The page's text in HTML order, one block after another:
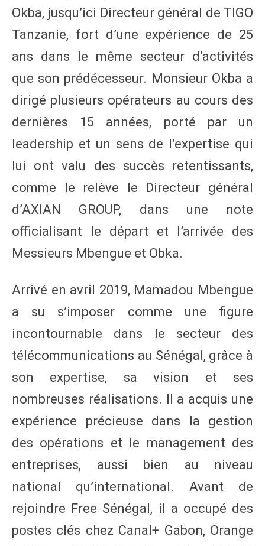
Okba, jusqu’ici Directeur général de TIGO
Tanzanie, fort d’une expérience de 25
ans dans le même secteur d’activités
que son prédécesseur. Monsieur Okba a
dirigé plusieurs opérateurs au cours des
dernières 15 années, porté par un
leadership et un sens de l’expertise qui
lui ont valu des succès retentissants,
comme le relève le Directeur général
d’AXIAN GROUP, dans une note
officialisant le départ et l’arrivée des
Messieurs Mbengue et Obka.
Arrivé en avril 2019, Mamadou Mbengue
a su s’imposer comme une figure
incontournable dans le secteur des
télécommunications au Sénégal, grâce à
son expertise, sa vision et ses
nombreuses réalisations. Il a acquis une
expérience précieuse dans la gestion
des opérations et le management des
entreprises, aussi bien au niveau
national qu’international. Avant de
rejoindre Free Sénégal, il a occupé des
postes clés chez Canal+ Gabon, Orange